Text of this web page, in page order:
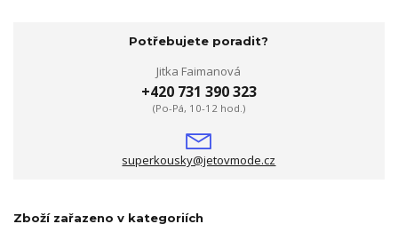
Potřebujete poradit?
Jitka Faimanová
+420 731 390 323
(Po-Pá, 10-12 hod.)
superkousky@jetovmode.cz
Zboží zařazeno v kategoriích